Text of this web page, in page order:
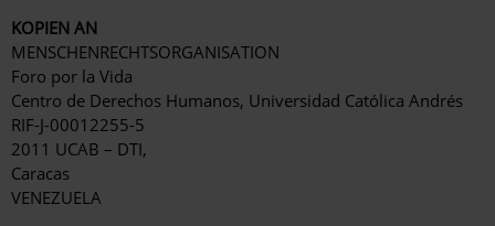
KOPIEN AN
MENSCHENRECHTSORGANISATION
Foro por la Vida
Centro de Derechos Humanos, Universidad Católica Andrés
RIF-J-00012255-5
2011 UCAB – DTI,
Caracas
VENEZUELA